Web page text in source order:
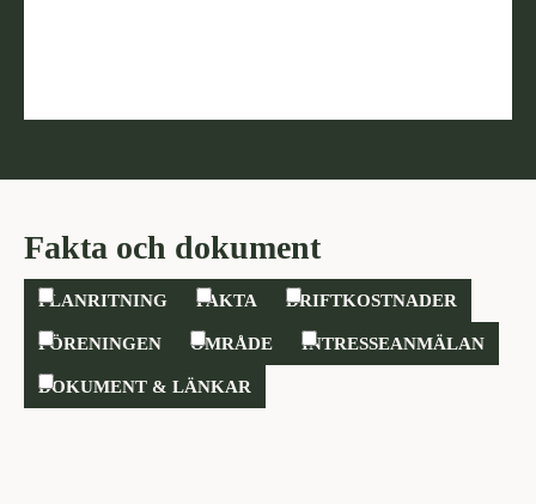
Fakta och dokument
PLANRITNING FAKTA DRIFTKOSTNADER
FÖRENINGEN OMRÅDE INTRESSEANMÄLAN
DOKUMENT & LÄNKAR